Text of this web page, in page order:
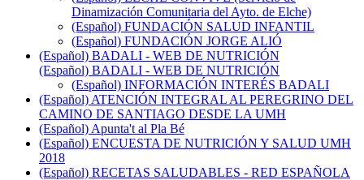
Dinamización Comunitaria del Ayto. de Elche)
(Español) FUNDACIÓN SALUD INFANTIL
(Español) FUNDACIÓN JORGE ALIÓ
(Español) BADALI - WEB DE NUTRICIÓN
(Español) BADALI - WEB DE NUTRICIÓN
(Español) INFORMACIÓN INTERÉS BADALI
(Español) ATENCIÓN INTEGRAL AL PEREGRINO DEL
CAMINO DE SANTIAGO DESDE LA UMH
(Español) Apunta't al Pla Bé
(Español) ENCUESTA DE NUTRICIÓN Y SALUD UMH
2018
(Español) RECETAS SALUDABLES - RED ESPAÑOLA